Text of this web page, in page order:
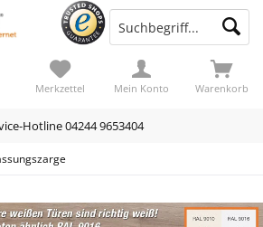
Hotline 04244 9653404
Warenkorb
Merkzettel Mein Konto